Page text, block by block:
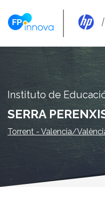
Instituto de
SERRA
Torrent - Valencia/